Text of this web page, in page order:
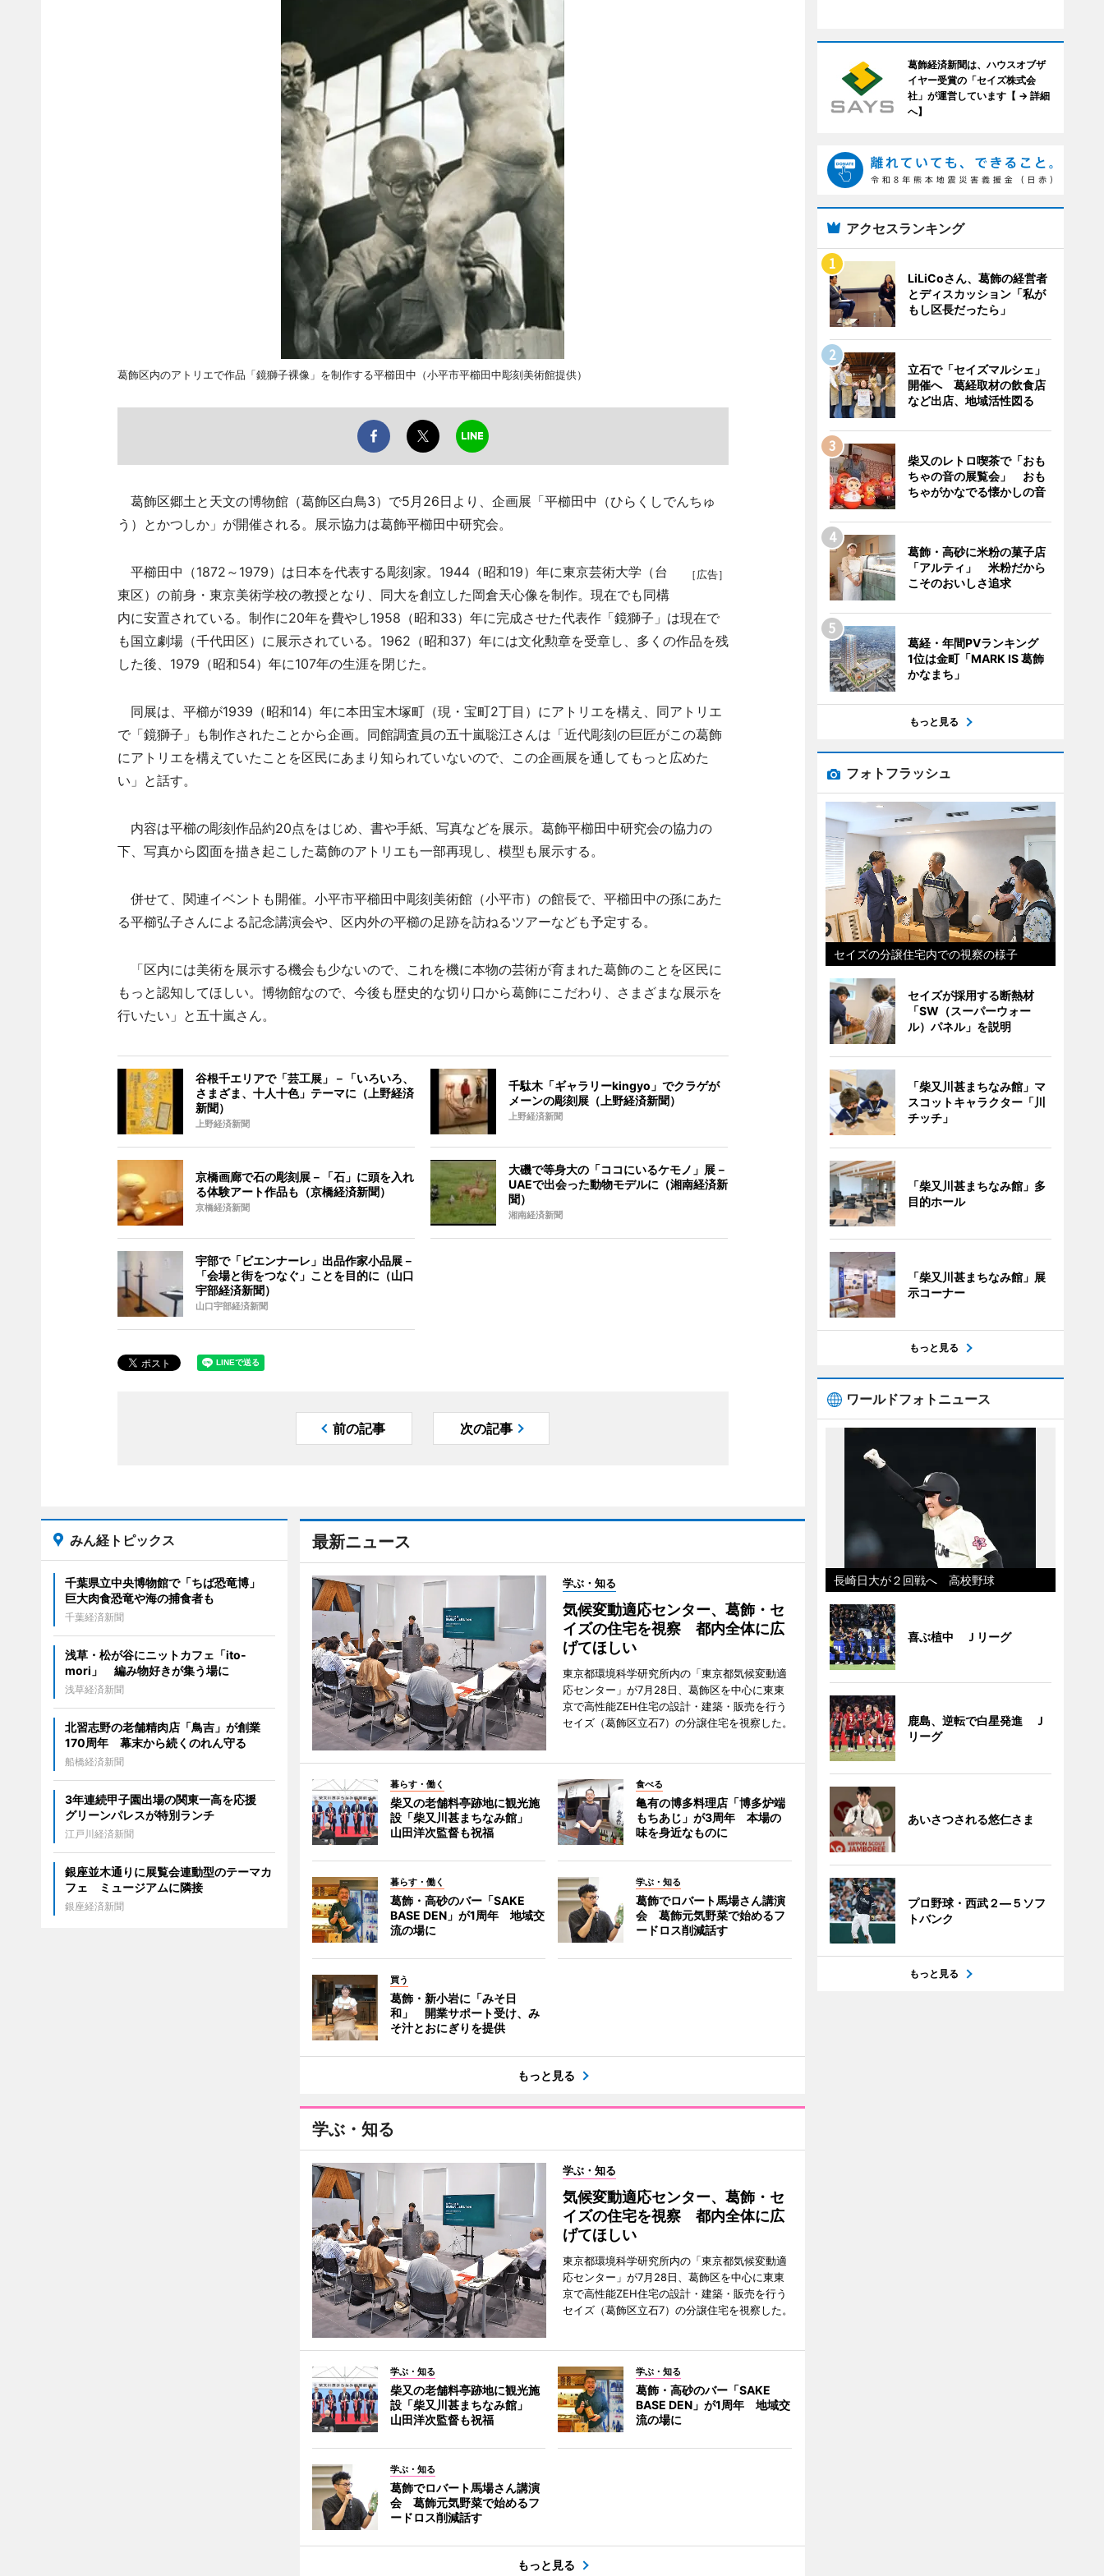
葛飾区内のアトリエで作品「鏡獅子裸像」を制作する平櫛田中（小平市平櫛田中彫刻美術館提供）
葛飾区郷土と天文の博物館（葛飾区白鳥3）で5月26日より、企画展「平櫛田中（ひらくしでんちゅ
う）とかつしか」が開催される。展示協力は葛飾平櫛田中研究会。
［広告］
平櫛田中（1872～1979）は日本を代表する彫刻家。1944（昭和19）年に東京芸術大学（台
東区）の前身・東京美術学校の教授となり、同大を創立した岡倉天心像を制作。現在でも同構
内に安置されている。制作に20年を費やし1958（昭和33）年に完成させた代表作「鏡獅子」は現在で
も国立劇場（千代田区）に展示されている。1962（昭和37）年には文化勲章を受章し、多くの作品を残
した後、1979（昭和54）年に107年の生涯を閉じた。
同展は、平櫛が1939（昭和14）年に本田宝木塚町（現・宝町2丁目）にアトリエを構え、同アトリエ
で「鏡獅子」も制作されたことから企画。同館調査員の五十嵐聡江さんは「近代彫刻の巨匠がこの葛飾
にアトリエを構えていたことを区民にあまり知られていないので、この企画展を通してもっと広めた
い」と話す。
内容は平櫛の彫刻作品約20点をはじめ、書や手紙、写真などを展示。葛飾平櫛田中研究会の協力の
下、写真から図面を描き起こした葛飾のアトリエも一部再現し、模型も展示する。
併せて、関連イベントも開催。小平市平櫛田中彫刻美術館（小平市）の館長で、平櫛田中の孫にあた
る平櫛弘子さんによる記念講演会や、区内外の平櫛の足跡を訪ねるツアーなども予定する。
「区内には美術を展示する機会も少ないので、これを機に本物の芸術が育まれた葛飾のことを区民に
もっと認知してほしい。博物館なので、今後も歴史的な切り口から葛飾にこだわり、さまざまな展示を
行いたい」と五十嵐さん。
谷根千エリアで「芸工展」－「いろいろ、
さまざま、十人十色」テーマに（上野経済
新聞）
上野経済新聞
千駄木「ギャラリーkingyo」でクラゲが
メーンの彫刻展（上野経済新聞）
上野経済新聞
京橋画廊で石の彫刻展－「石」に頭を入れ
る体験アート作品も（京橋経済新聞）
京橋経済新聞
大磯で等身大の「ココにいるケモノ」展－
UAEで出会った動物モデルに（湘南経済新
聞）
湘南経済新聞
宇部で「ビエンナーレ」出品作家小品展－
「会場と街をつなぐ」ことを目的に（山口
宇部経済新聞）
山口宇部経済新聞
前の記事 次の記事
最新ニュース
学ぶ・知る
気候変動適応センター、葛飾・セ
イズの住宅を視察 都内全体に広
げてほしい
東京都環境科学研究所内の「東京都気候変動適
応センター」が7月28日、葛飾区を中心に東東
京で高性能ZEH住宅の設計・建築・販売を行う
セイズ（葛飾区立石7）の分譲住宅を視察した。
暮らす・働く
柴又の老舗料亭跡地に観光施
設「柴又川甚まちなみ館」
山田洋次監督も祝福
食べる
亀有の博多料理店「博多炉端
もちあじ」が3周年 本場の
味を身近なものに
暮らす・働く
葛飾・高砂のバー「SAKE
BASE DEN」が1周年 地域交
流の場に
学ぶ・知る
葛飾でロバート馬場さん講演
会 葛飾元気野菜で始めるフ
ードロス削減話す
買う
葛飾・新小岩に「みそ日
和」 開業サポート受け、み
そ汁とおにぎりを提供
もっと見る
学ぶ・知る
学ぶ・知る
気候変動適応センター、葛飾・セ
イズの住宅を視察 都内全体に広
げてほしい
東京都環境科学研究所内の「東京都気候変動適
応センター」が7月28日、葛飾区を中心に東東
京で高性能ZEH住宅の設計・建築・販売を行う
セイズ（葛飾区立石7）の分譲住宅を視察した。
学ぶ・知る
柴又の老舗料亭跡地に観光施
設「柴又川甚まちなみ館」
山田洋次監督も祝福
学ぶ・知る
葛飾・高砂のバー「SAKE
BASE DEN」が1周年 地域交
流の場に
学ぶ・知る
葛飾でロバート馬場さん講演
会 葛飾元気野菜で始めるフ
ードロス削減話す
もっと見る
みん経トピックス
千葉県立中央博物館で「ちば恐竜博」
巨大肉食恐竜や海の捕食者も
千葉経済新聞
浅草・松が谷にニットカフェ「ito-
mori」 編み物好きが集う場に
浅草経済新聞
北習志野の老舗精肉店「鳥吉」が創業
170周年 幕末から続くのれん守る
船橋経済新聞
3年連続甲子園出場の関東一高を応援
グリーンパレスが特別ランチ
江戸川経済新聞
銀座並木通りに展覧会連動型のテーマカ
フェ ミュージアムに隣接
銀座経済新聞
葛飾経済新聞は、ハウスオブザ
イヤー受賞の「セイズ株式会
社」が運営しています【 → 詳細
へ】
アクセスランキング
LiLiCoさん、葛飾の経営者
とディスカッション「私が
もし区長だったら」
立石で「セイズマルシェ」
開催へ 葛経取材の飲食店
など出店、地域活性図る
柴又のレトロ喫茶で「おも
ちゃの音の展覧会」 おも
ちゃがかなでる懐かしの音
葛飾・高砂に米粉の菓子店
「アルティ」 米粉だから
こそのおいしさ追求
葛経・年間PVランキング
1位は金町「MARK IS 葛飾
かなまち」
もっと見る
フォトフラッシュ
セイズの分譲住宅内での視察の様子
セイズが採用する断熱材
「SW（スーパーウォー
ル）パネル」を説明
「柴又川甚まちなみ館」マ
スコットキャラクター「川
チッチ」
「柴又川甚まちなみ館」多
目的ホール
「柴又川甚まちなみ館」展
示コーナー
もっと見る
ワールドフォトニュース
長崎日大が２回戦へ 高校野球
喜ぶ植中 Ｊリーグ
鹿島、逆転で白星発進 Ｊ
リーグ
あいさつされる悠仁さま
プロ野球・西武２―５ソフ
トバンク
もっと見る